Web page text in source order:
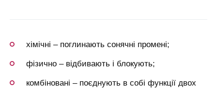
хімічні – поглинають сонячні промені;
фізично – відбивають і блокують;
комбіновані – поєднують в собі функції двох